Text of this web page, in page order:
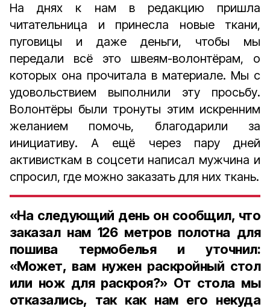
На днях к нам в редакцию пришла
читательница и принесла новые ткани,
пуговицы и даже деньги, чтобы мы
передали всё это швеям-волонтёрам, о
которых она прочитала в материале. Мы с
удовольствием выполнили эту просьбу.
Волонтёры были тронуты этим искренним
желанием помочь, благодарили за
инициативу. А ещё через пару дней
активисткам в соцсети написал мужчина и
спросил, где можно заказать для них ткань.
«На следующий день он сообщил, что
заказал нам 126 метров полотна для
пошива термобелья и уточнил:
«Может, вам нужен раскройный стол
или нож для раскроя?» От стола мы
отказались, так как нам его некуда